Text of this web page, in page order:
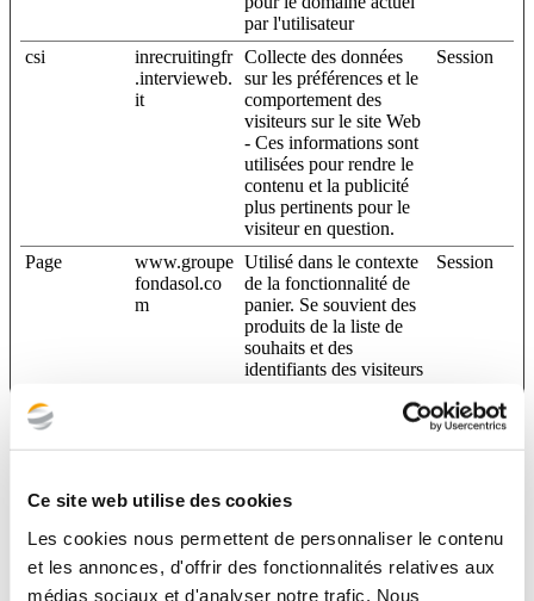
Ce site web utilise des cookies
Les cookies nous permettent de personnaliser le contenu
et les annonces, d'offrir des fonctionnalités relatives aux
médias sociaux et d'analyser notre trafic. Nous
par l'utilisateur
csi
inrecruitingfr
.intervieweb.
it
Collecte des données
sur les préférences et le
comportement des
visiteurs sur le site Web
- Ces informations sont
utilisées pour rendre le
contenu et la publicité
plus pertinents pour le
visiteur en question.
Session
Page
www.groupe
fondasol.co
m
Utilisé dans le contexte
de la fonctionnalité de
panier. Se souvient des
produits de la liste de
souhaits et des
identifiants des visiteurs
Session
PHPSESSID inrecruitingfr Conserve la
utilisateurs à travers les
demandes de page.
1 année
rc::a Google
Ce cookie est utilisé
pour distinguer les
Persistant